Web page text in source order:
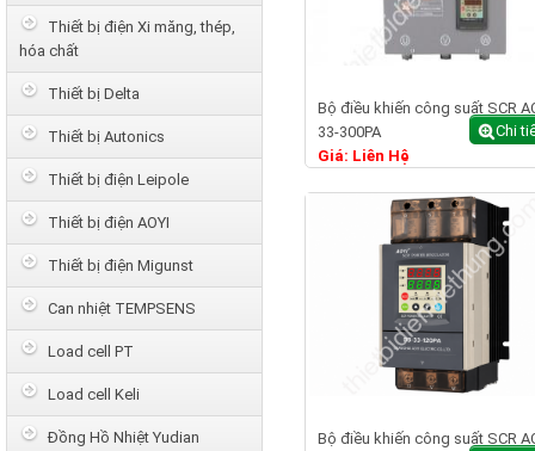
Bộ điều khiến công suất SCR
33-300PA
Giá: Liên Hệ
Chi
Bộ điều khiến công suất SCR
Thiết bị điện Xi măng, thép,
hóa chất
Thiết bị Delta
Thiết bị Autonics
Thiết bị điện Leipole
Thiết bị điện AOYI
Thiết bị điện Migunst
Can nhiệt TEMPSENS
Load cell PT
Load cell Keli
Đồng Hồ Nhiệt Yudian